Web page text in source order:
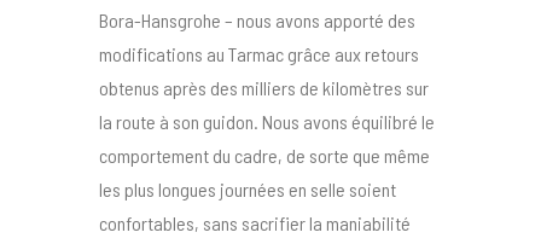
Bora-Hansgrohe – nous avons apporté des
modifications au Tarmac grâce aux retours
obtenus après des milliers de kilomètres sur
la route à son guidon. Nous avons équilibré le
comportement du cadre, de sorte que même
les plus longues journées en selle soient
confortables, sans sacrifier la maniabilité